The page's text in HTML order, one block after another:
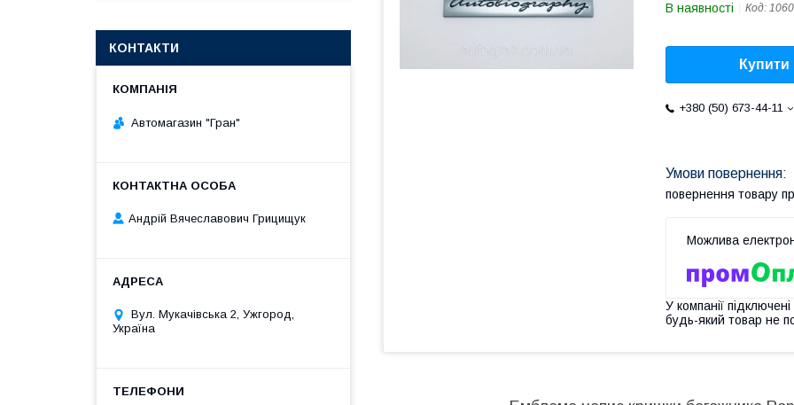
В наявності Код:
Купити
+380 (50) 673-44-11
повернення товару
У компанії
будь-який товар не
КОНТАКТИ
Автомагазин "Гран"
Андрій Вячеславович Грицищук
Вул. Мукачівська 2, Ужгород,
Україна